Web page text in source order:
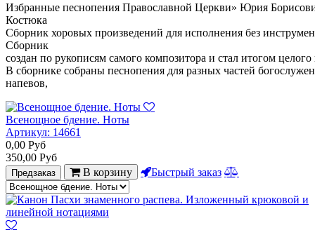
Избранные песнопения Православной Церкви» Юрия
Костюка
Сборник хоровых произведений для исполнения без
Сборник
создан по рукописям самого композитора и стал итогом целого
В сборнике собраны песнопения для разных частей
напевов,
Всенощное бдение. Ноты
Артикул: 14661
0,00 Руб
350,00 Руб
Предзаказ В корзину Быстрый заказ